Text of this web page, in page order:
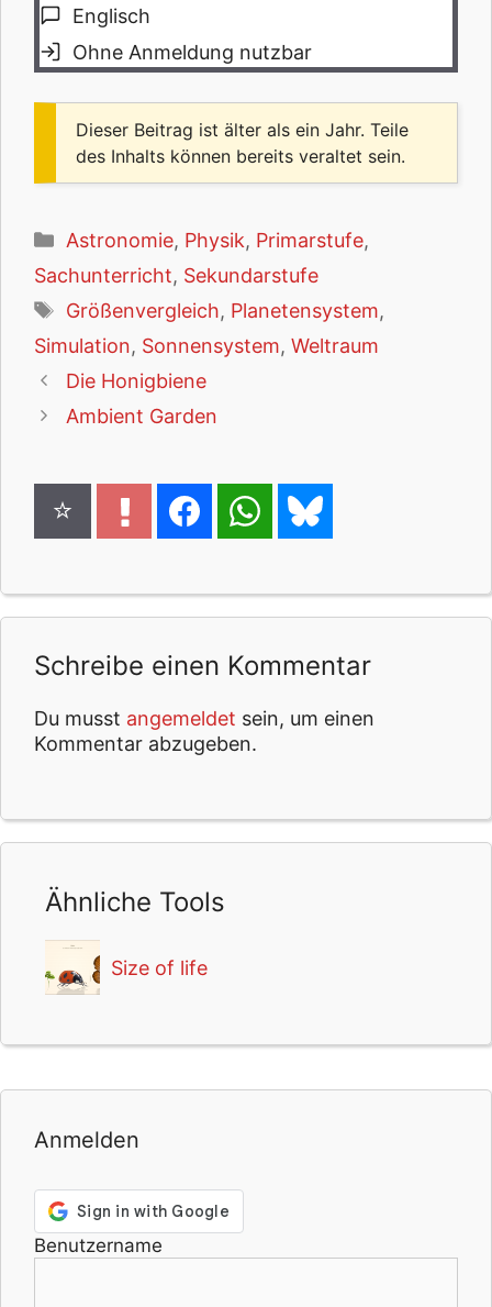
Englisch
Ohne Anmeldung nutzbar
Dieser Beitrag ist älter als ein Jahr. Teile
des Inhalts können bereits veraltet sein.
Kategorien
Astronomie, Physik, Primarstufe,
Sachunterricht, Sekundarstufe
Schlagwörter
Größenvergleich, Planetensystem,
Simulation, Sonnensystem, Weltraum
Die Honigbiene
Ambient Garden
Schreibe einen Kommentar
Du musst angemeldet sein, um einen
Kommentar abzugeben.
Ähnliche Tools
Size of life
Anmelden
Benutzername